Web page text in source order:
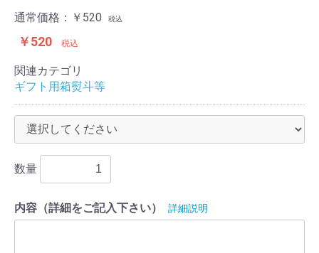
通常価格： ￥520 税込
￥520 税込
関連カテゴリ
ギフト用箱熨斗等
数量
内容（詳細をご記入下さい） 詳細説明